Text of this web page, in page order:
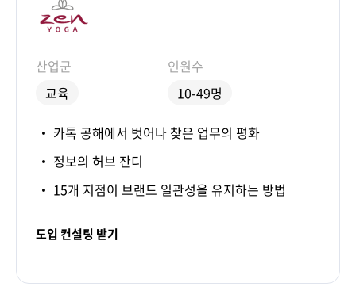
산업군
교육
인원수
10-49명
카톡 공해에서 벗어나 찾은 업무의 평화
정보의 허브 잔디
15개 지점이 브랜드 일관성을 유지하는 방법
도입 컨설팅 받기